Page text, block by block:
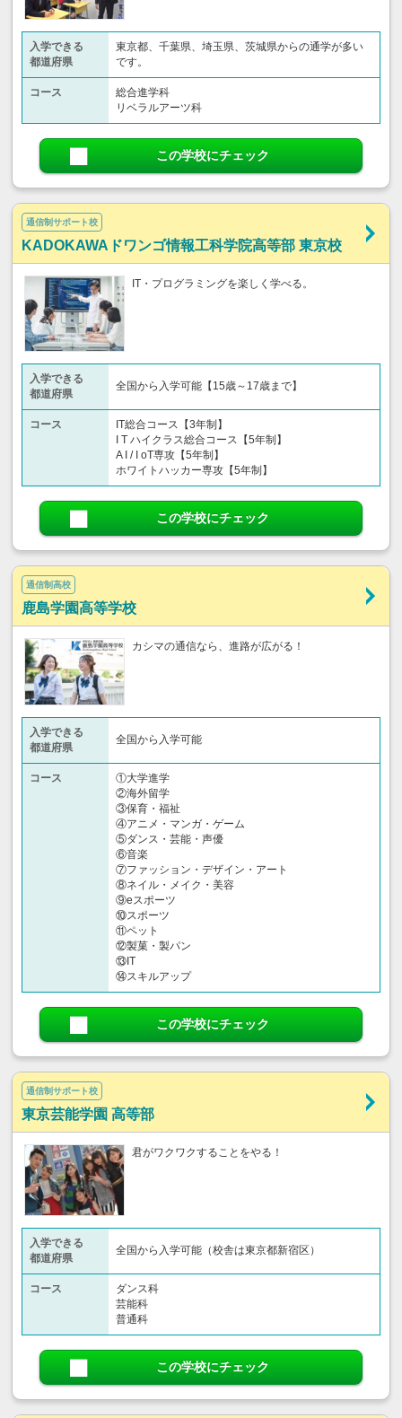
入学できる
都道府県
東京都、千葉県、埼玉県、茨城県からの通学が多い
です。
コース
総合進学科
リベラルアーツ科
この学校にチェック
通信制サポート校
KADOKAWAドワンゴ情報工科学院高等部 東京校
IT・プログラミングを楽しく学べる。
入学できる
都道府県
全国から入学可能【15歳～17歳まで】
コース
IT総合コース【3年制】
I T ハイクラス総合コース【5年制】
A I / I oT専攻【5年制】
ホワイトハッカー専攻【5年制】
この学校にチェック
通信制高校
鹿島学園高等学校
カシマの通信なら、進路が広がる！
入学できる
都道府県
全国から入学可能
コース
①大学進学
②海外留学
③保育・福祉
④アニメ・マンガ・ゲーム
⑤ダンス・芸能・声優
⑥音楽
⑦ファッション・デザイン・アート
⑧ネイル・メイク・美容
⑨eスポーツ
⑩スポーツ
⑪ペット
⑫製菓・製パン
⑬IT
⑭スキルアップ
この学校にチェック
通信制サポート校
東京芸能学園 高等部
君がワクワクすることをやる！
入学できる
都道府県
全国から入学可能（校舎は東京都新宿区）
コース
ダンス科
芸能科
普通科
この学校にチェック